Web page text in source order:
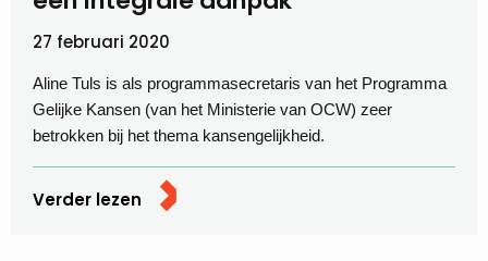
27 februari 2020
Aline Tuls is als programmasecretaris van het Programma
Gelijke Kansen (van het Ministerie van OCW) zeer
betrokken bij het thema kansengelijkheid.
Verder lezen